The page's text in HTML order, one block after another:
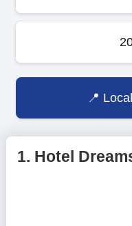
1. Hotel